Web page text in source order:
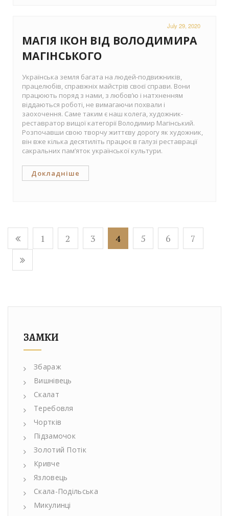
July 29, 2020
МАГІЯ ІКОН ВІД ВОЛОДИМИРА
МАГІНСЬКОГО
Українська земля багата на людей-подвижників,
працелюбів, справжніх майстрів своєї справи. Вони
працюють поряд з нами, з любов’ю і натхненням
віддаються роботі, не вимагаючи похвали і
заохочення. Саме таким є наш колега, художник-
реставратор вищої категорії Володимир Магінський.
Розпочавши свою творчу життєву дорогу як художник,
він вже кілька десятиліть працює в галузі реставрації
сакральних пам’яток української культури.
Докладніше
1 2 3 4 5 6 7
ЗАМКИ
Збараж
Вишнівець
Скалат
Теребовля
Чортків
Підзамочок
Золотий Потік
Кривче
Язловець
Скала-Подільська
Микулинці